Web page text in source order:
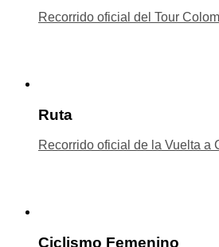
Recorrido oficial del Tour
Ruta
Recorrido oficial de la Vuelta a
Ciclismo Femenino